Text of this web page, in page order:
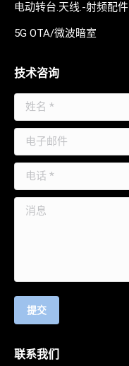
电动转台.天线.-射频配件
5G OTA/微波暗室
技术咨询
姓名 *
电子邮件
电话 *
消息
提交
联系我们